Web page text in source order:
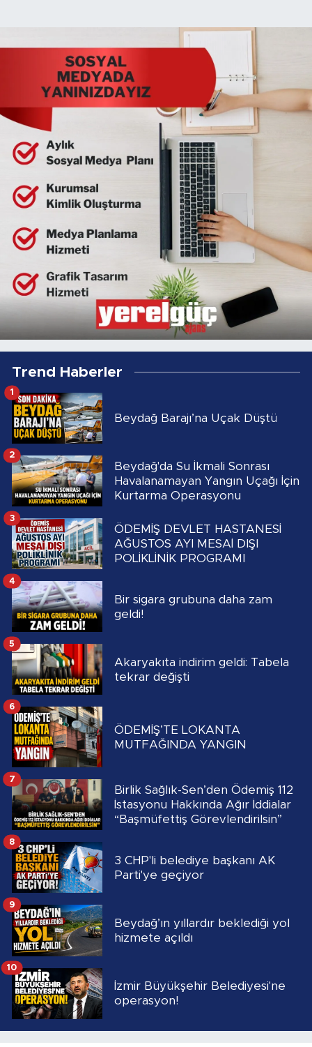
Trend Haberler
Beydağ Barajı’na Uçak Düştü
1
Beydağ'da Su İkmali Sonrası
Havalanamayan Yangın Uçağı İçin
Kurtarma Operasyonu
2
ÖDEMİŞ DEVLET HASTANESİ
AĞUSTOS AYI MESAİ DIŞI
POLİKLİNİK PROGRAMI
3
Bir sigara grubuna daha zam
geldi!
4
Akaryakıta indirim geldi: Tabela
tekrar değişti
5
ÖDEMİŞ’TE LOKANTA
MUTFAĞINDA YANGIN
6
Birlik Sağlık-Sen’den Ödemiş 112
İstasyonu Hakkında Ağır İddialar
“Başmüfettiş Görevlendirilsin”
7
3 CHP'li belediye başkanı AK
Parti'ye geçiyor
8
Beydağ’ın yıllardır beklediği yol
hizmete açıldı
9
İzmir Büyükşehir Belediyesi'ne
operasyon!
10